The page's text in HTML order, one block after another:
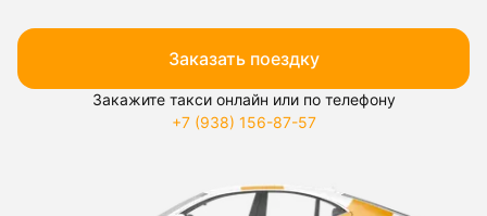
Заказать поездку
Закажите такси онлайн или по телефону
+7 (938) 156-87-57